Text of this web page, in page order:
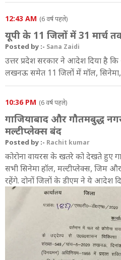
12:44 PM
12:30 PM
राज्यों ने जारी किए हेल्पलाइन नंबर
11:56 AM
चार राज्यों ने कोरोना को महामारी
कोरोना पीड़ितों की तादाद 100 के
11:51 AM
कोरोना इफेक्ट : गुजरात में सरेआम
11:45 AM
अलग-थलग रहेंगे ईरान से लौटे
11:42 AM
तमिलनाडु में मॉल और सिनेमाघर बंद
11:37 AM
आंध्र प्रदेश में निकाय चुनाव निरस्त
12:43 AM (6 वर्ष पहले)
यूपी के 11 जिलों में 31 मार्च
Posted by :- Sana Zaidi
उत्तर प्रदेश सरकार ने आदेश दिया है कि
लखनऊ समेत 11 जिलों में मॉल,
10:36 PM (6 वर्ष पहले)
गाजियाबाद और गौतमबुद्ध
मल्टीप्लेक्स बंद
Posted by :- Rachit kumar
कोरोना वायरस के खतरे को देखते हुए
सभी सिनेमा हॉल, मल्टीप्लेक्स, जिम
रहेंगे. दोनों जिलों के डीएम ने ये आदेश